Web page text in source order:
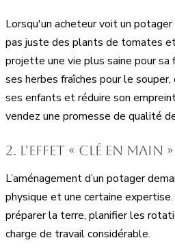
Lorsqu'un acheteur voit un
pas juste des plants de tomates
projette une vie plus saine pour
ses herbes fraîches pour le
ses enfants et réduire son
vendez une promesse de qualité
2. L'effet « Clé en main
L’aménagement d’un potager
physique et une certaine
préparer la terre, planifier les
charge de travail considérable.